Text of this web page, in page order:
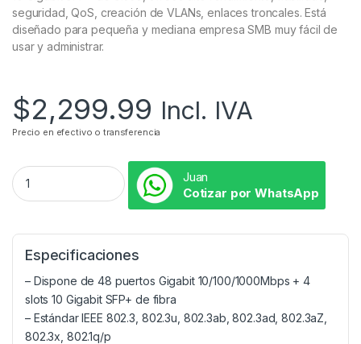
seguridad, QoS, creación de VLANs, enlaces troncales. Está
diseñado para pequeña y mediana empresa SMB muy fácil de
usar y administrar.
$2,299.99 Incl. IVA
Precio en efectivo o transferencia
Juan
Cotizar por WhatsApp
Especificaciones
– Dispone de 48 puertos Gigabit 10/100/1000Mbps + 4
slots 10 Gigabit SFP+ de fibra
– Estándar IEEE 802.3, 802.3u, 802.3ab, 802.3ad, 802.3aZ,
802.3x, 802.1q/p